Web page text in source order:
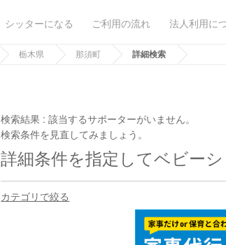
シッターになる ご利用の流れ 法人利用に
栃木県 那須町 詳細検索
検索結果 :該当するサポーターがいません。
検索条件を見直してみましょう。
詳細条件を指定してベビー
カテゴリで絞る